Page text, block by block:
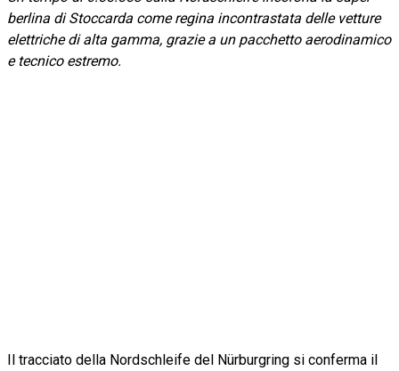
berlina di Stoccarda come regina incontrastata delle vetture
elettriche di alta gamma, grazie a un pacchetto aerodinamico
e tecnico estremo.
Il tracciato della Nordschleife del Nürburgring si conferma il